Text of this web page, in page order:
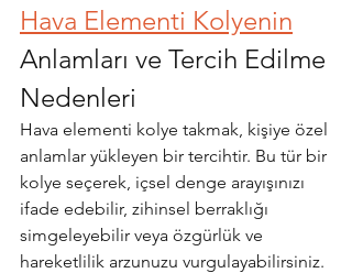
Hava Elementi Kolyenin
Anlamları ve Tercih Edilme
Nedenleri
Hava elementi kolye takmak, kişiye özel
anlamlar yükleyen bir tercihtir. Bu tür bir
kolye seçerek, içsel denge arayışınızı
ifade edebilir, zihinsel berraklığı
simgeleyebilir veya özgürlük ve
hareketlilik arzunuzu vurgulayabilirsiniz.